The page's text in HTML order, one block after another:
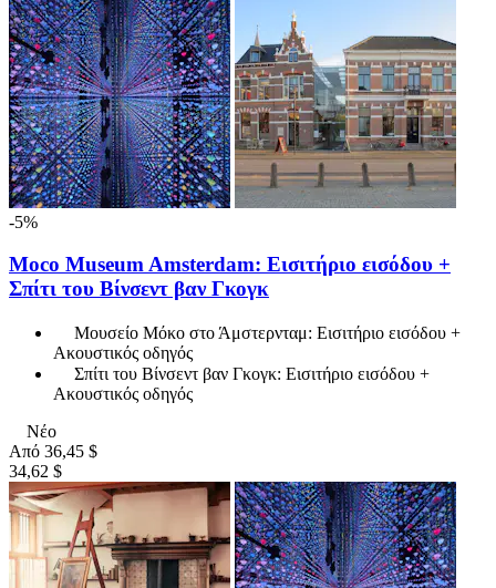
-5%
Moco Museum Amsterdam: Εισιτήριο εισόδου +
Σπίτι του Βίνσεντ βαν Γκογκ
Μουσείο Μόκο στο Άμστερνταμ: Εισιτήριο εισόδου +
Ακουστικός οδηγός
Σπίτι του Βίνσεντ βαν Γκογκ: Εισιτήριο εισόδου +
Ακουστικός οδηγός
Νέο
Από 36,45 $
34,62 $